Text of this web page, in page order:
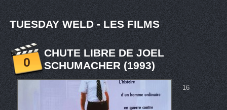
TUESDAY WELD - LES FILMS
0
CHUTE LIBRE DE JOEL
SCHUMACHER (1993)
16